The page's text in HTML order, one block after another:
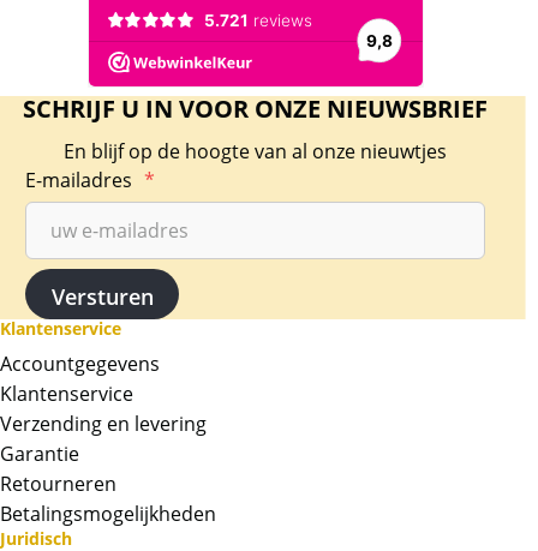
SCHRIJF U IN VOOR ONZE NIEUWSBRIEF
En blijf op de hoogte van al onze nieuwtjes
E-mailadres *
Klantenservice
Accountgegevens
Klantenservice
Verzending en levering
Garantie
Retourneren
Betalingsmogelijkheden
Juridisch